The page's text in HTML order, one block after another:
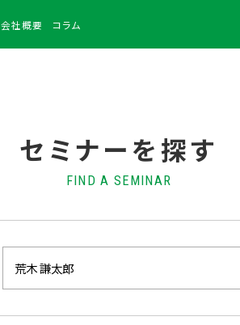
会社概要 コラム
セミナーを探す
FIND A SEMINAR